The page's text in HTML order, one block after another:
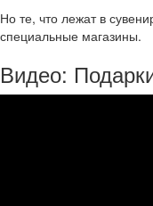
Но те, что лежат в
специальные магазины.
Видео: